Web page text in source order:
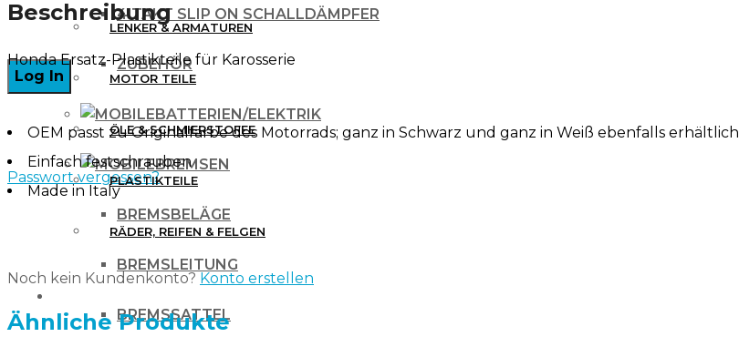
4 TAKT SLIP ON SCHALLDÄMPFER
ZUBEHÖR
BATTERIEN/ELEKTRIK
BREMSEN
BREMSBELÄGE
BREMSLEITUNG
BREMSSATTEL
Passwort vergessen?
Noch kein Kundenkonto? Konto erstellen
LENKER & ARMATUREN
MOTOR TEILE
ÖLE & SCHMIERSTOFFE
PLASTIKTEILE
RÄDER, REIFEN & FELGEN
Beschreibung
Honda Ersatz-Plastikteile für Karosserie
OEM passt zu Originalfarbe des Motorrads; ganz in Schwarz und ganz in Weiß ebenfalls erhältlich
Einfach festschrauben
Made in Italy
Ähnliche Produkte